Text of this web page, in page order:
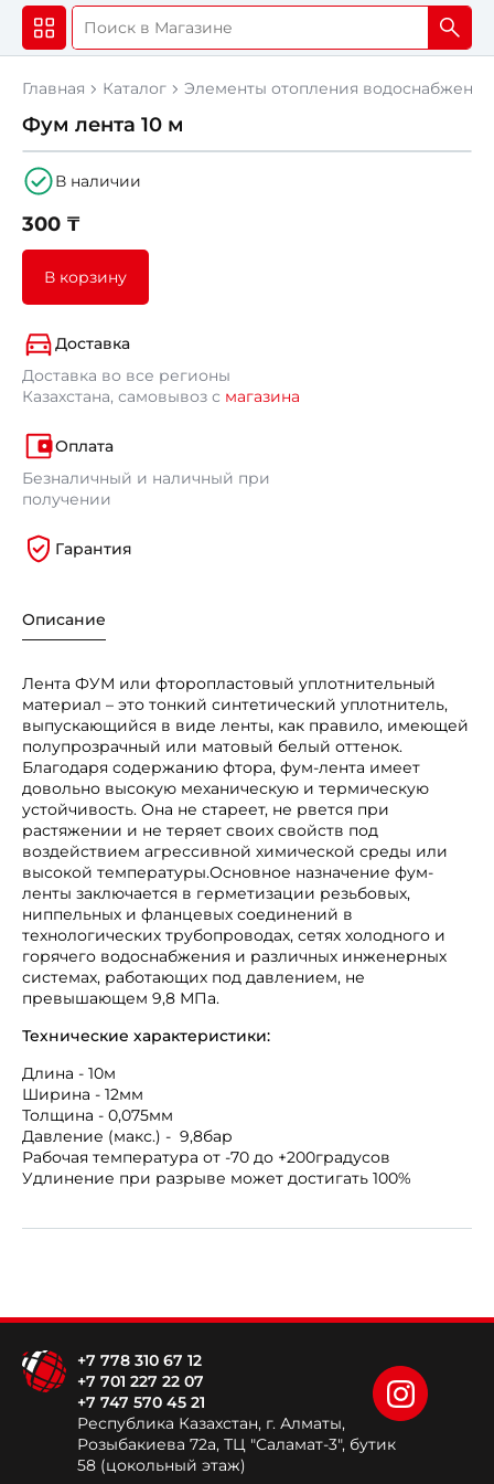
Главная Каталог Элементы отопления водоснабжения
Фум лента 10 м
В наличии
300 ₸
В корзину
Доставка
Доставка во все регионы
Казахстана, самовывоз с магазина
Оплата
Безналичный и наличный при
получении
Гарантия
Описание
Лента ФУМ или фторопластовый уплотнительный
материал – это тонкий синтетический уплотнитель,
выпускающийся в виде ленты, как правило, имеющей
полупрозрачный или матовый белый оттенок.
Благодаря содержанию фтора, фум-лента имеет
довольно высокую механическую и термическую
устойчивость. Она не стареет, не рвется при
растяжении и не теряет своих свойств под
воздействием агрессивной химической среды или
высокой температуры.Основное назначение фум-
ленты заключается в герметизации резьбовых,
ниппельных и фланцевых соединений в
технологических трубопроводах, сетях холодного и
горячего водоснабжения и различных инженерных
системах, работающих под давлением, не
превышающем 9,8 МПа.
Технические характеристики:
Длина - 10м
Ширина - 12мм
Толщина - 0,075мм
Давление (макс.) - 9,8бар
Рабочая температура от -70 до +200градусов
Удлинение при разрыве может достигать 100%
+7 778 310 67 12
+7 701 227 22 07
+7 747 570 45 21
Республика Казахстан, г. Алматы,
Розыбакиева 72а, ТЦ "Саламат-3", бутик
58 (цокольный этаж)